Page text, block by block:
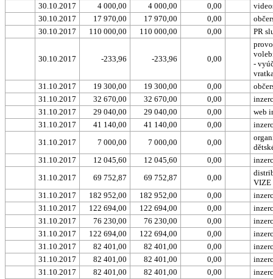
30.10.2017
4 000,00 4 000,00 0,00
30.10.2017
17 970,00 17 970,00 0,00
30.10.2017
110 000,00 110 000,00 0,00 PR
30.10.2017 -233,96 -233,96 0,00
-
31.10.2017
19 300,00 19 300,00 0,00
31.10.2017
32 670,00 32 670,00 0,00
31.10.2017
29 040,00 29 040,00 0,00
web
31.10.2017
41 140,00 41 140,00 0,00
31.10.2017
7 000,00 7 000,00 0,00
31.10.2017
12 045,60 12 045,60 0,00
31.10.2017
69 752,87 69 752,87 0,00
VIZE
31.10.2017
182 952,00 182 952,00 0,00
31.10.2017
122 694,00 122 694,00 0,00
31.10.2017
76 230,00 76 230,00 0,00
31.10.2017
122 694,00 122 694,00 0,00
31.10.2017
82 401,00 82 401,00 0,00
31.10.2017
82 401,00 82 401,00 0,00
31.10.2017
82 401,00 82 401,00 0,00